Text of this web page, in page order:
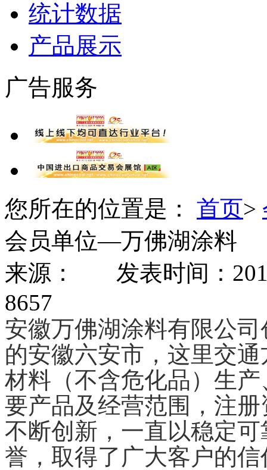
统计数据
产品展示
广告服务
您所在的位置是： 首页>
会员单位—万佛湖涂料
来源： 发表时间：
8657
安徽万佛湖涂料有限公
的安徽六安市，这里交
材料（不含危化品）生
要产品及经营范围，注
不断创新，一直以稳定
誉，取得了广大客户的信